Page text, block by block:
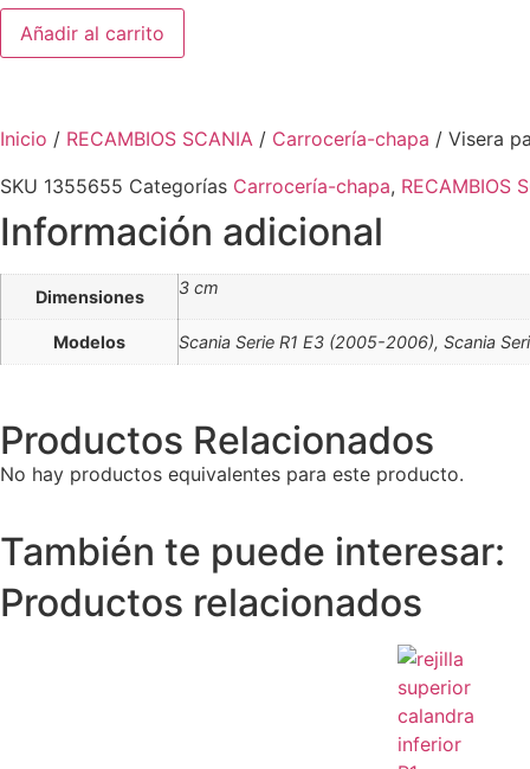
Añadir al carrito
Inicio / RECAMBIOS SCANIA / Carrocería-chapa / Visera
SKU 1355655 Categorías Carrocería-chapa, RECAMBIOS
Información adicional
Dimensiones 3 cm
Modelos Scania Serie R1 E3 (2005-2006), Scania
Productos Relacionados
No hay productos equivalentes para este producto.
También te puede interesar:
Productos relacionados